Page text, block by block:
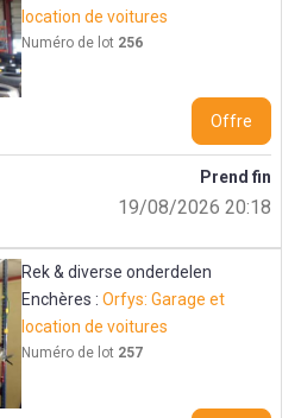
location de voitures
Numéro de lot 256
Offre
Prend fin
19/08/2026 20:18
Rek & diverse onderdelen
Enchères :Orfys: Garage et
location de voitures
Numéro de lot 257